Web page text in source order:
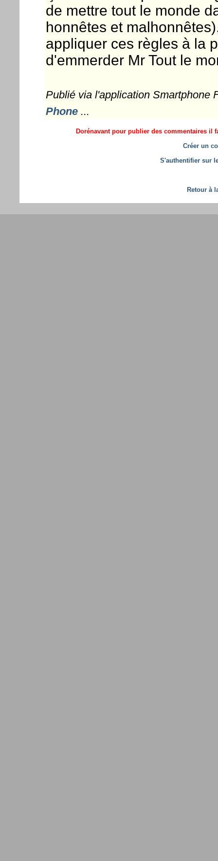
de mettre tout le monde
honnêtes et
appliquer ces règles à la
d'emmerder Mr Tout le
Publié via l'application Smartphone
Phone...
Dorénavant pour publier des commentaires il
Créer un
S'authentifier sur
Retour à